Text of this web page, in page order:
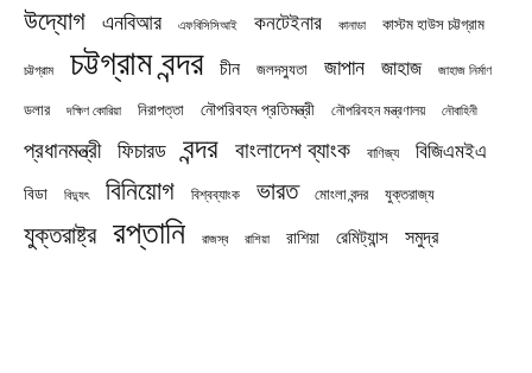
উদ্যোগ এনবিআর এফবিসিসিআই কনটেইনার কানাডা কাস্টম হাউস চট্টগ্রাম
চট্টগ্রাম চট্টগ্রাম বন্দর চীন জলদস্যুতা জাপান জাহাজ জাহাজ নির্মাণ
ডলার দক্ষিণ কোরিয়া নিরাপত্তা নৌপরিবহন প্রতিমন্ত্রী নৌপরিবহন মন্ত্রণালয় নৌবাহিনী
প্রধানমন্ত্রী ফিচারড বন্দর বাংলাদেশ ব্যাংক বাণিজ্য বিজিএমইএ
বিডা বিদ্যুৎ বিনিয়োগ বিশ্বব্যাংক ভারত মোংলা বন্দর যুক্তরাজ্য
যুক্তরাষ্ট্র রপ্তানি রাজস্ব রাশিয়া রাশিয়া রেমিট্যান্স সমুদ্র